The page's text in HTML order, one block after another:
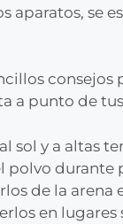
aparatos, se
a punto de
sol y a altas
polvo durante
de la arena
en